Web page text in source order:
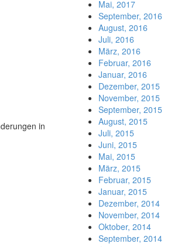
in
Mai, 2017
September, 2016
August, 2016
Juli, 2016
März, 2016
Februar, 2016
Januar, 2016
Dezember, 2015
November, 2015
September, 2015
August, 2015
Juli, 2015
Juni, 2015
Mai, 2015
März, 2015
Februar, 2015
Januar, 2015
Dezember, 2014
November, 2014
Oktober, 2014
September, 2014